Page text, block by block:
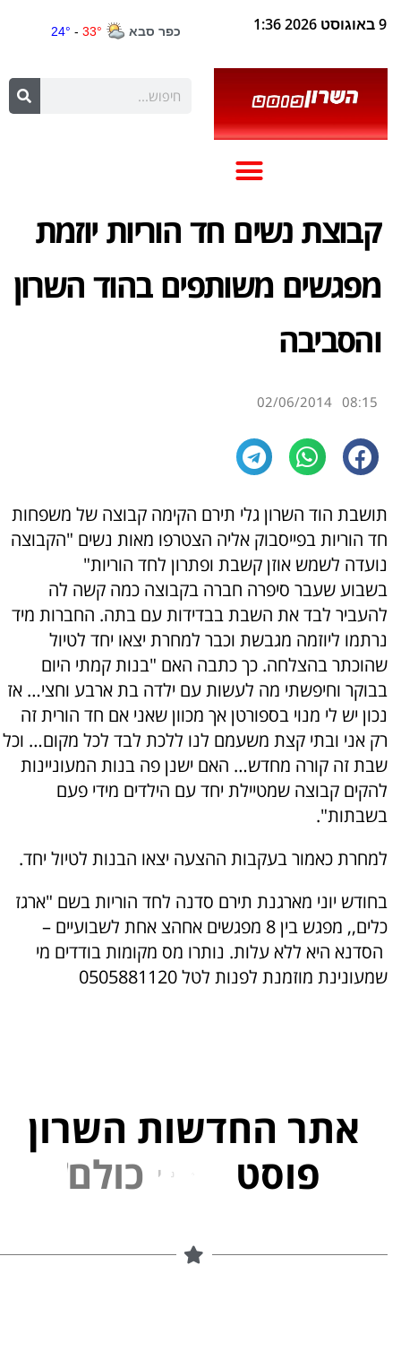
9 באוגוסט 2026 1:36
קבוצת נשים חד הוריות יוזמת
מפגשים משותפים בהוד השרון
והסביבה
08:15
02/06/2014
תושבת הוד השרון גלי תירם הקימה קבוצה של משפחות
חד הוריות בפייסבוק אליה הצטרפו מאות נשים "הקבוצה
נועדה לשמש אוזן קשבת ופתרון לחד הוריות"
בשבוע שעבר סיפרה חברה בקבוצה כמה קשה לה
להעביר לבד את השבת בבדידות עם בתה. החברות מיד
נרתמו ליוזמה מגבשת וכבר למחרת יצאו יחד לטיול
שהוכתר בהצלחה. כך כתבה האם "בנות קמתי היום
בבוקר וחיפשתי מה לעשות עם ילדה בת ארבע וחצי… אז
נכון יש לי מנוי בספורטן אך מכוון שאני אם חד הורית זה
רק אני ובתי קצת משעמם לנו ללכת לבד לכל מקום… וכל
שבת זה קורה מחדש… האם ישנן פה בנות המעוניינות
להקים קבוצה שמטיילת יחד עם הילדים מידי פעם
בשבתות".
למחרת כאמור בעקבות ההצעה יצאו הבנות לטיול יחד.
בחודש יוני מארגנת תירם סדנה לחד הוריות בשם "ארגז
כלים,, מפגש בין 8 מפגשים אחהצ אחת לשבועיים –
הסדנא היא ללא עלות. נותרו מס מקומות בודדים מי
שמעונינת מוזמנת לפנות לטל 0505881120
אתר החדשות השרון
פוסט